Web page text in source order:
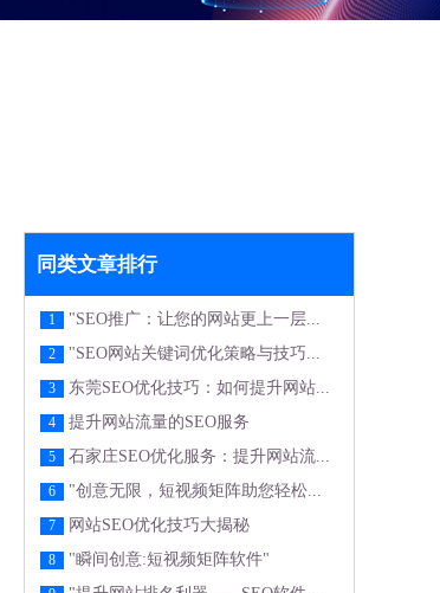
同类文章排行
1 "SEO推广：让您的网站更上一层...
2 "SEO网站关键词优化策略与技巧...
3 东莞SEO优化技巧：如何提升网站...
4 提升网站流量的SEO服务
5 石家庄SEO优化服务：提升网站流...
6 "创意无限，短视频矩阵助您轻松...
7 网站SEO优化技巧大揭秘
8 "瞬间创意:短视频矩阵软件"